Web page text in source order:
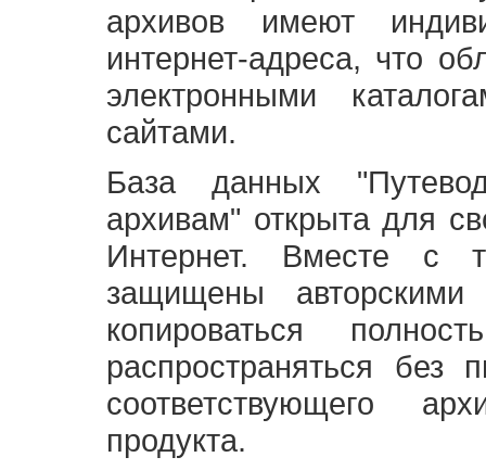
архивов имеют
интернет-адреса, что
электронными
сайтами.
База данных
архивам" открыта для
Интернет. Вместе с
защищены
копироваться
распространяться без
соответствующего
продукта.